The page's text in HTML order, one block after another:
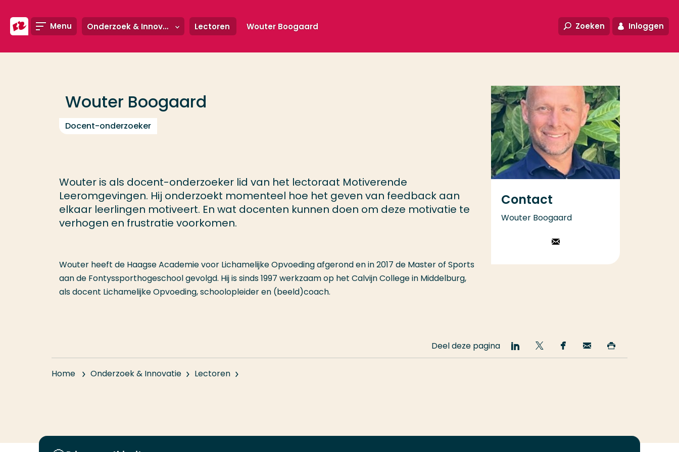
Menu Onderzoek & Innovatie Lectoren Wouter Boogaard Zoeken Inloggen
Wouter Boogaard
Docent-onderzoeker
Wouter is als docent-onderzoeker lid van het lectoraat Motiverende
Leeromgevingen. Hij onderzoekt momenteel hoe het geven van feedback aan
elkaar leerlingen motiveert. En wat docenten kunnen doen om deze motivatie te
verhogen en frustratie voorkomen.
Contact
Wouter Boogaard
Stuur een
Wouter heeft de Haagse Academie voor Lichamelijke Opvoeding afgerond en in 2017 de Master of Sports
aan de Fontyssporthogeschool gevolgd. Hij is sinds 1997 werkzaam op het Calvijn College in Middelburg,
als docent Lichamelijke Opvoeding, schoolopleider en (beeld)coach.
Home Onderzoek & Innovatie Lectoren
Deel deze pagina
Deel
op
Deel
op
Deel
op
Email
deze deze